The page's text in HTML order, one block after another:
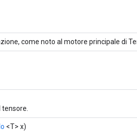
come noto al motore principale di
<T> x)